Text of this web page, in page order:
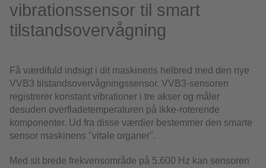
vibrationssensor til smart
tilstandsovervågning
Få værdifuld indsigt i dit maskineris helbred med den nye
VVB3 tilstandsovervågningssensor. VVB3-sensoren
registrerer konstant vibrationer i tre akser og måler
desuden overfladetemperaturen på ikke-roterende
komponenter. Ud fra disse værdier bestemmer den smarte
sensor maskinens "vitale organer".
Med sit brede frekvensområde på 5.600 Hz kan sensoren